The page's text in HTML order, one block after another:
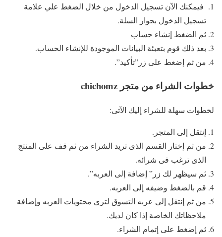
فيمكنك الآن تسجيل الدخول من خلال الضغط علي علامة
تسجيل الدخول بجوار السلة.
ثم الضغط إنشاء حساب
بعد ذلك قوم بتعبئة البيانات الموجودة للإنشاء الحساب.
من ثم إضغط على زر”تأكيد”.
خطوات الشراء من متجر chichomz
لخطوات سهلة للشراء إليك الآتى:
إنتقل إلى المتجر.
من ثم إختار القسم الذى تريد الشراء من ثم قف على المنتج
الذى ترغب فى شرائه.
ثم سيظهر لك زر” إضافة إلى العربه”.
قم بالضغط وضيفه إلى العربه.
من ثم إنتقل إلى عربه التسوق لترى محتويات العربه وإضافة
ملاحظاتك الخاصة إذا كان لديك.
ثم إضغط على إتمام الشراء.